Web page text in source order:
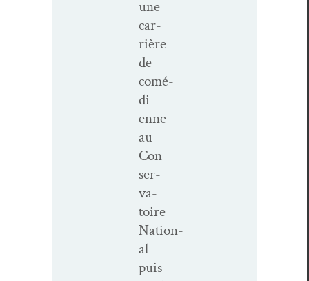
une
car­
rière
de
comé­
di­
enne
au
Con­
ser­
va­
toire
Nation­
al
puis